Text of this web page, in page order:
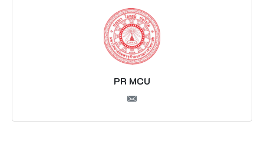
PR MCU